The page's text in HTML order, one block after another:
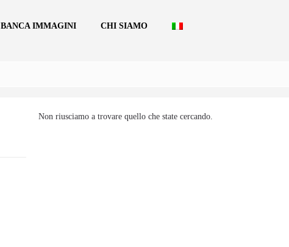
BANCA IMMAGINI CHI SIAMO
Non riusciamo a trovare quello che state cercando.